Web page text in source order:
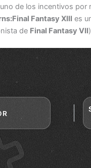
de los incentivos por
Fantasy XIII es
de Final Fantasy VII